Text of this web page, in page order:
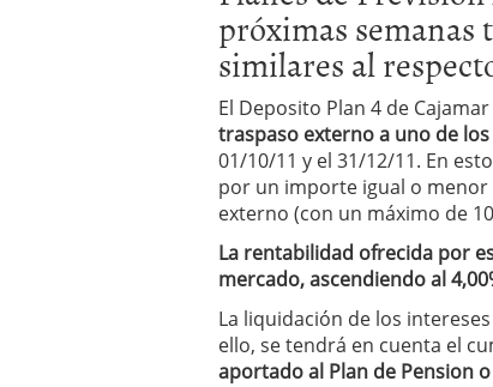
próximas semanas
similares al
El Deposito Plan 4 de Cajamar
traspaso externo a uno de
01/10/11 y el 31/12/11. En
por un importe igual o
externo (con un máximo de
La rentabilidad ofrecida por
mercado, ascendiendo al
La liquidación de los
ello, se tendrá en cuenta el
aportado al Plan de Pension